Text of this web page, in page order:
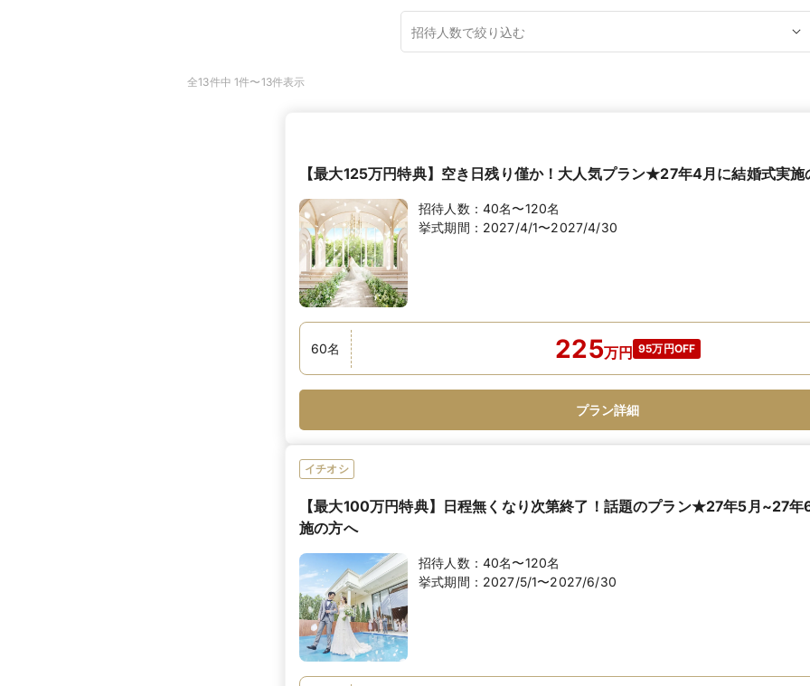
全13件中 1件〜13件表示
【最大125万円特典】空き日残り僅か！大人気プラン★27年4月に結婚式実施
招待人数： 40名〜120名
挙式期間： 2027/4/1〜2027/4/30
60名 225万円 95万円OFF
プラン詳細
イチオシ
【最大100万円特典】日程無くなり次第終了！話題のプラン★27年5月~27年
施の方へ
招待人数： 40名〜120名
挙式期間： 2027/5/1〜2027/6/30